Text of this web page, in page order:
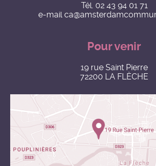
Tél. 02 43 94 01 71
e-mail
Pour venir
19 rue Saint Pierre
72200 LA FLÈCHE